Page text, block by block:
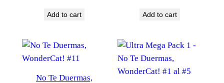
Add to cart Add to cart
No Te Duermas,